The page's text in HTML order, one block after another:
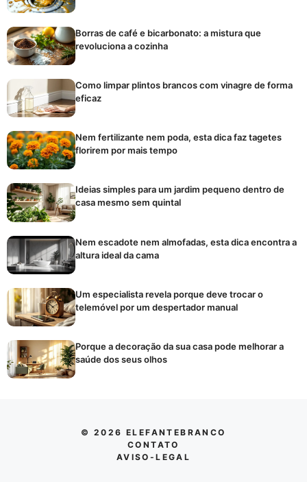
Borras de café e bicarbonato: a mistura que
revoluciona a cozinha
Como limpar plintos brancos com vinagre de forma
eficaz
Nem fertilizante nem poda, esta dica faz tagetes
florirem por mais tempo
Ideias simples para um jardim pequeno dentro de
casa mesmo sem quintal
Nem escadote nem almofadas, esta dica encontra a
altura ideal da cama
Um especialista revela porque deve trocar o
telemóvel por um despertador manual
Porque a decoração da sua casa pode melhorar a
saúde dos seus olhos
© 2026 ELEFANTEBRANCO
CONTATO
AVISO-LEGAL